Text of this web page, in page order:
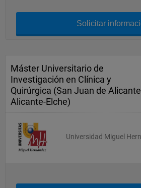
Solicitar
Máster Universitario de
Investigación en Clínica y
Quirúrgica (San Juan de
Alicante-Elche)
Universidad Miguel